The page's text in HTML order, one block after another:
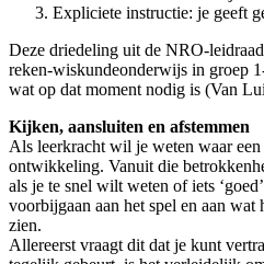
Expliciete instructie: je geeft
Deze driedeling uit de NRO-
reken-wiskundeonderwijs in groep
wat op dat moment nodig is (Van
Kijken, aansluiten en afstemmen
Als leerkracht wil je weten waar
ontwikkeling. Vanuit die
als je te snel wilt weten of iets
voorbijgaan aan het spel en aan
zien.
Allereerst vraagt dit dat je kunt